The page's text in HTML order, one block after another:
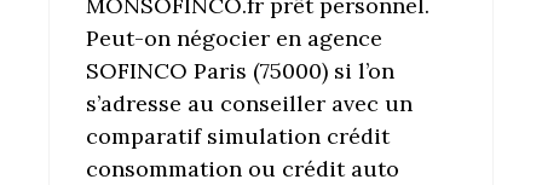
Peut-on négocier en agence
SOFINCO Paris (75000) si l’on
s’adresse au conseiller avec un
comparatif simulation crédit
consommation ou crédit auto